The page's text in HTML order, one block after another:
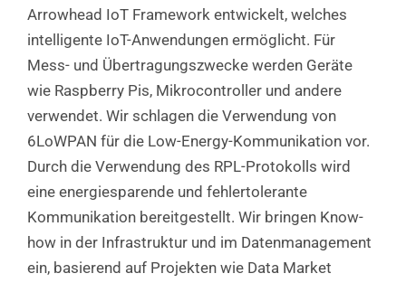
Arrowhead IoT Framework entwickelt, welches
intelligente IoT-Anwendungen ermöglicht. Für
Mess- und Übertragungszwecke werden Geräte
wie Raspberry Pis, Mikrocontroller und andere
verwendet. Wir schlagen die Verwendung von
6LoWPAN für die Low-Energy-Kommunikation vor.
Durch die Verwendung des RPL-Protokolls wird
eine energiesparende und fehlertolerante
Kommunikation bereitgestellt. Wir bringen Know-
how in der Infrastruktur und im Datenmanagement
ein, basierend auf Projekten wie Data Market